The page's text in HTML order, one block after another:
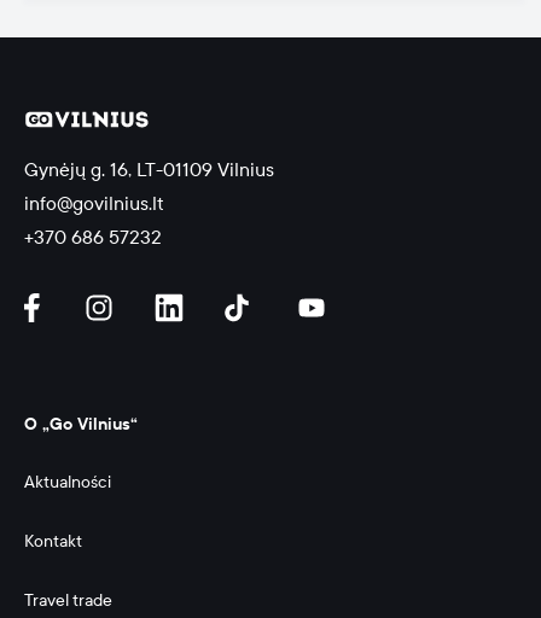
Gynėjų g. 16, LT-01109 Vilnius
info@govilnius.lt
+370 686 57232
O „Go Vilnius“
Aktualności
Kontakt
Travel trade